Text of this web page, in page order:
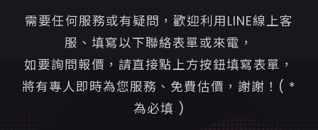
需要任何服務或有疑問，歡迎利用LINE線上客
服、填寫以下聯絡表單或來電，
如要詢問報價，請直接點上方按鈕填寫表單，
將有專人即時為您服務、免費估價，謝謝！( *
為必填 )